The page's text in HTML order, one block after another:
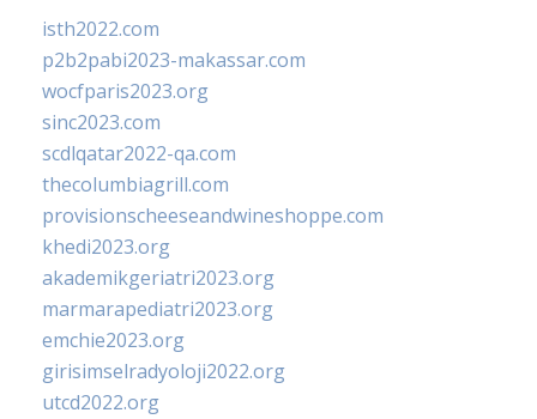
isth2022.com
p2b2pabi2023-makassar.com
wocfparis2023.org
sinc2023.com
scdlqatar2022-qa.com
thecolumbiagrill.com
provisionscheeseandwineshoppe.com
khedi2023.org
akademikgeriatri2023.org
marmarapediatri2023.org
emchie2023.org
girisimselradyoloji2022.org
utcd2022.org